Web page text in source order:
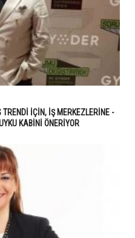
TRENDİ İÇİN, İŞ MERKEZLERİNE -
KABİNİ ÖNERİYOR